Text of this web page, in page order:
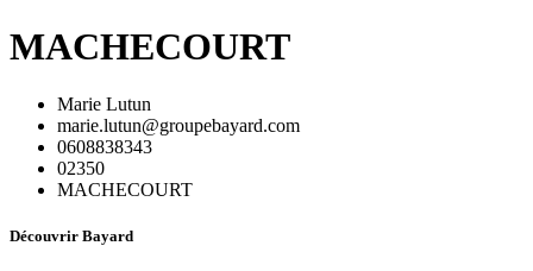
MACHECOURT
Marie Lutun
marie.lutun@groupebayard.com
0608838343
02350
MACHECOURT
Découvrir Bayard